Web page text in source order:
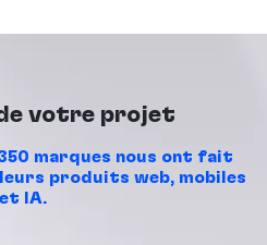
votre projet
marques nous ont fait
produits web, mobiles
et IA.